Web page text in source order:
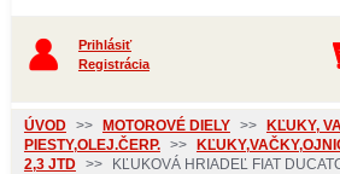
Prihlásiť
Registrácia
ÚVOD >> MOTOROVÉ DIELY >>
KĽUKY,
PIESTY,OLEJ.ČERP. >>
2,3 JTD >>
KĽUKOVÁ HRIADEĽ FIAT